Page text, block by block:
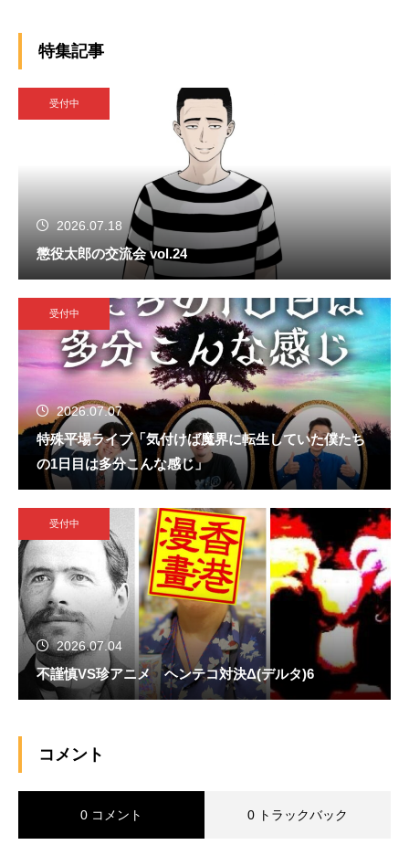
特集記事
受付中
2026.07.18
懲役太郎の交流会 vol.24
受付中
2026.07.07
特殊平場ライブ「気付けば魔界に転生していた僕たち
の1日目は多分こんな感じ」
受付中
2026.07.04
不謹慎VS珍アニメ ヘンテコ対決Δ(デルタ)6
コメント
0 コメント 0 トラックバック